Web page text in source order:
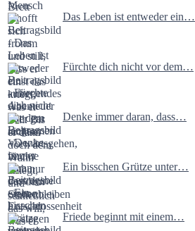
Das Leben ist entweder ein…
Fürchte dich nicht vor dem…
Denke immer daran, dass…
Ein bisschen Grütze unter…
Friede beginnt mit einem…